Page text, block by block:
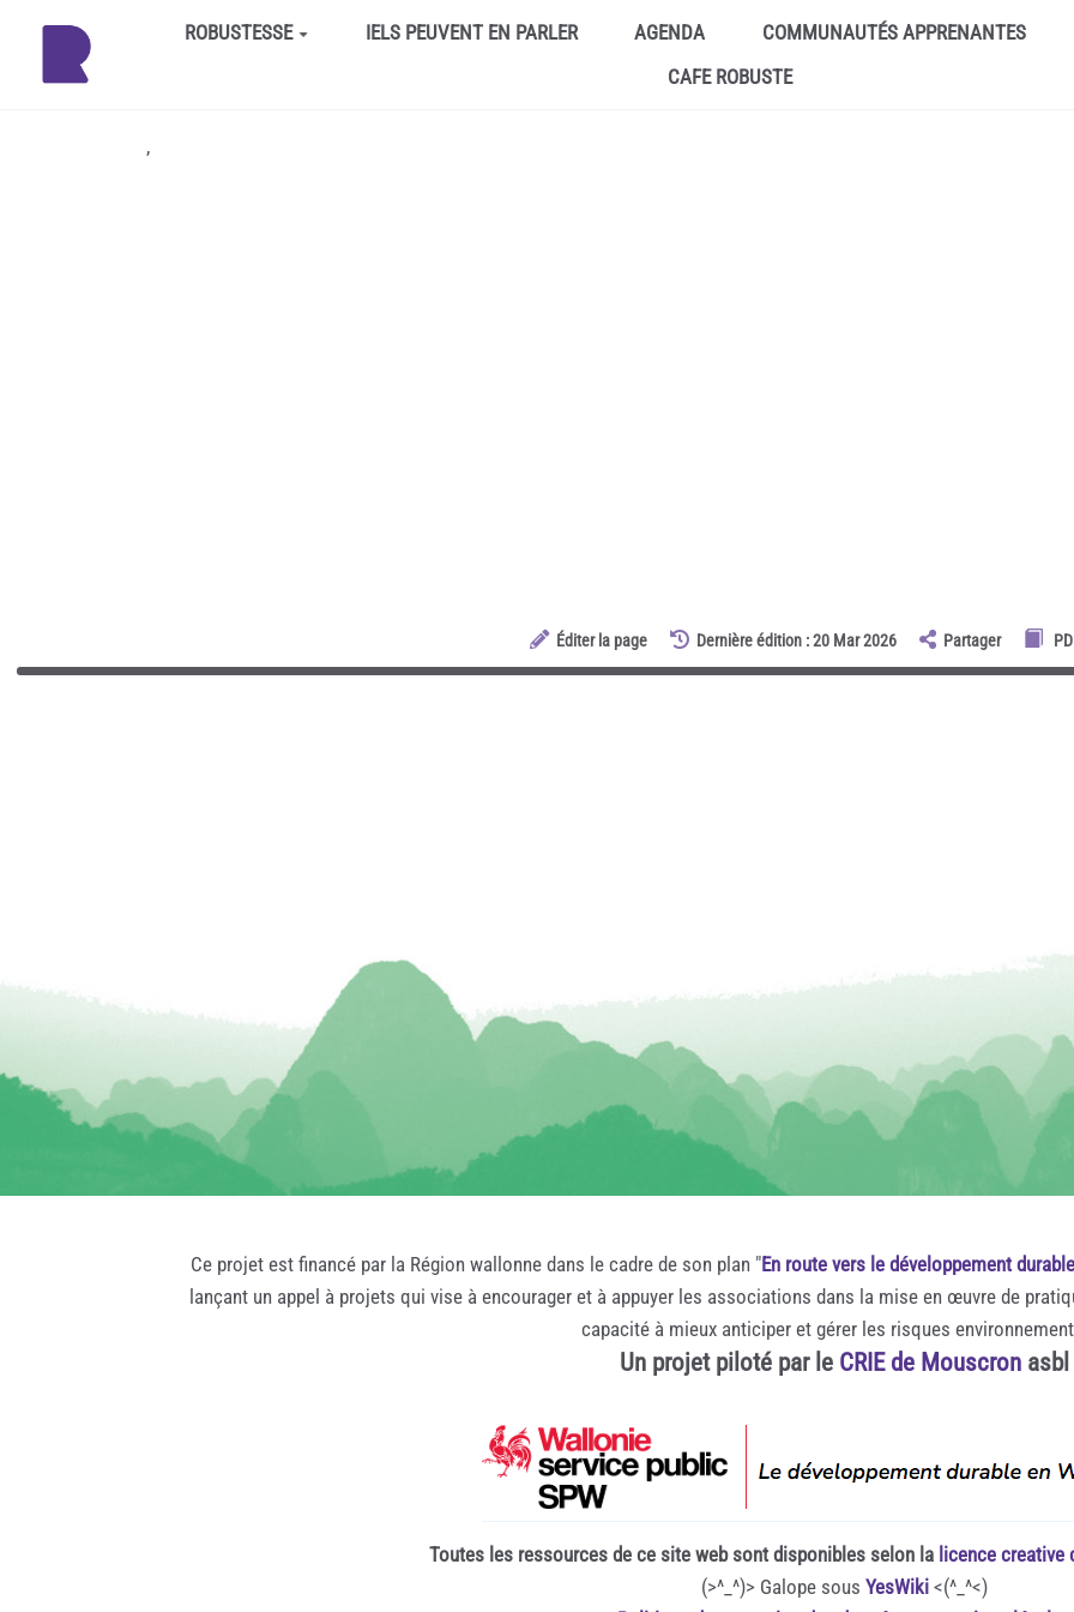
Aller au contenu principalROBUSTESSE IELS PEUVENT EN PARLER AGENDA
COMMUNAUTÉS APPRENANTES
CAFE ROBUSTE
,
Éditer la page Dernière édition : 20 Mar 2026 Partager
Ce projet est financé par la Région wallonne dans le cadre de son plan "En route vers le développement durable
lançant un appel à projets qui vise à encourager et à appuyer les associations dans la mise en œuvre de
capacité à mieux anticiper et gérer les risques
Un projet piloté par le CRIE de Mouscronasbl
Toutes les ressources de ce site web sont disponibles selon la licence creative
(>^_^)> Galope sous YesWiki<(^_^<)